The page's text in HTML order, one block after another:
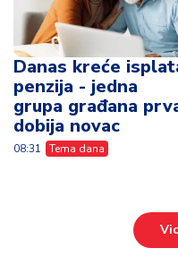
Danas kreće
penzija - jedna
grupa građana
dobija novac
08:31 Tema dana